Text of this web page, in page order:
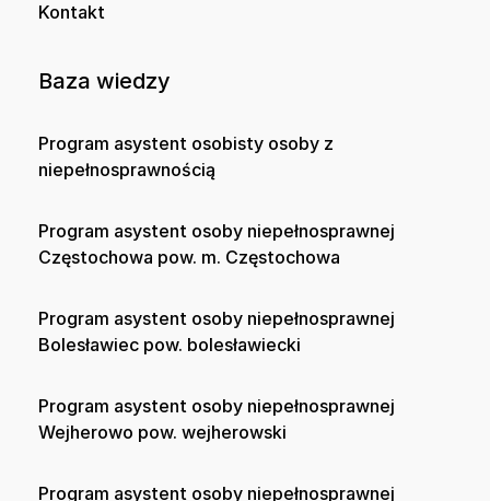
Kontakt
Baza wiedzy
Program asystent osobisty osoby z
niepełnosprawnością
Program asystent osoby niepełnosprawnej
Częstochowa pow. m. Częstochowa
Program asystent osoby niepełnosprawnej
Bolesławiec pow. bolesławiecki
Program asystent osoby niepełnosprawnej
Wejherowo pow. wejherowski
Program asystent osoby niepełnosprawnej